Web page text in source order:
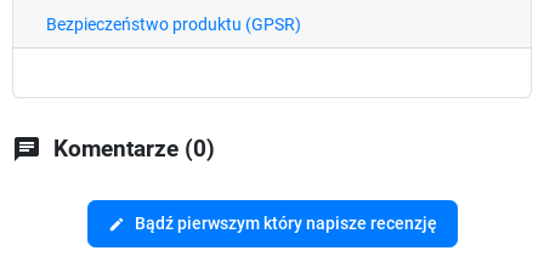
Bezpieczeństwo produktu (GPSR)
chat Komentarze (0)
edit Bądź pierwszym który napisze recenzję